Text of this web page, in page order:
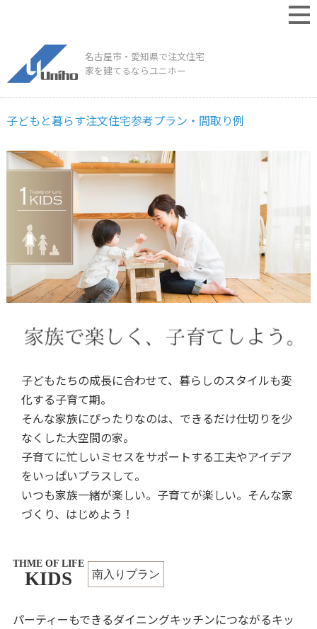
名古屋市・愛知県で注文住宅
家を建てるならユニホー
子どもと暮らす注文住宅参考プラン・間取り例
子どもたちの成長に合わせて、暮らしのスタイルも変
化する子育て期。
そんな家族にぴったりなのは、できるだけ仕切りを少
なくした大空間の家。
子育てに忙しいミセスをサポートする工夫やアイデア
をいっぱいプラスして。
いつも家族一緒が楽しい。子育てが楽しい。そんな家
づくり、はじめよう！
THME OF LIFE
KIDS 南入りプラン
パーティーもできるダイニングキッチンにつながるキッ